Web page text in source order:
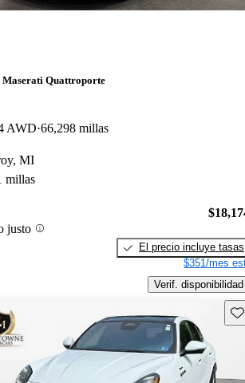
Maserati Quattroporte
AWD 66,298 millas
MI
millas
justo
El precio incluye tasas
$351/mes
Verif. disponibilidad
Aviso